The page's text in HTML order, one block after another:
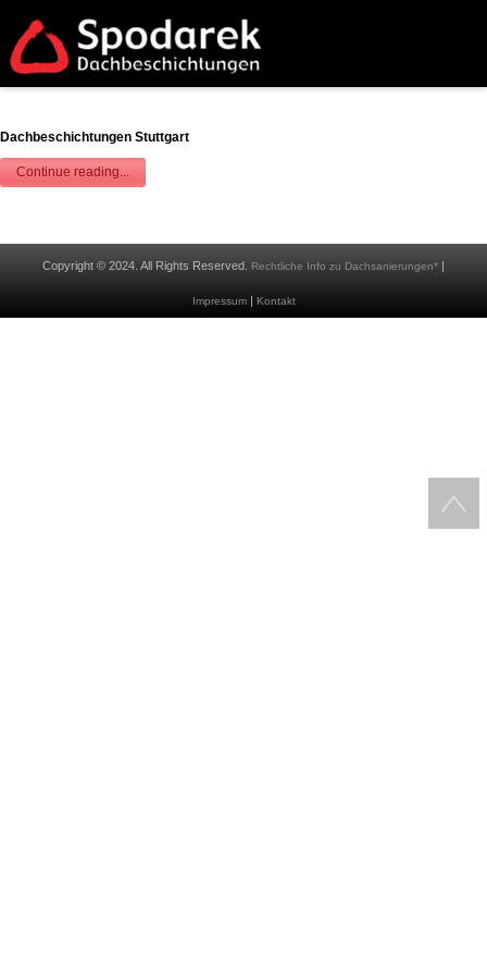
Dachbeschichtungen Stuttgart
Continue reading...
Copyright © 2024. All Rights Reserved. Rechtliche Info zu Dachsanierungen* |
Impressum| Kontakt